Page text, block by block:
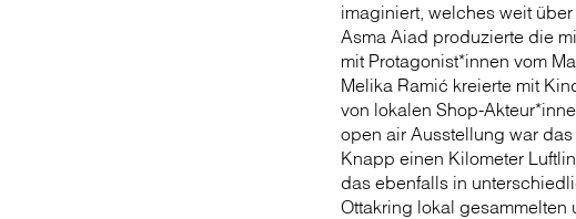
imaginiert, welches weit
Asma Aiad produzierte die
mit Protagonist*innen vom
Melika Ramić kreierte mit
von lokalen Shop-
open air Ausstellung war
Knapp einen Kilometer
das ebenfalls in
Ottakring lokal